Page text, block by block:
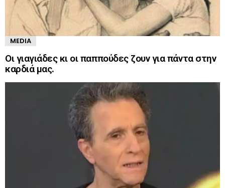
MEDIA
Οι γιαγιάδες κι οι παππούδες ζουν για πάντα στην
καρδιά μας.